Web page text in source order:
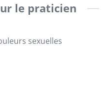
le praticien
sexuelles